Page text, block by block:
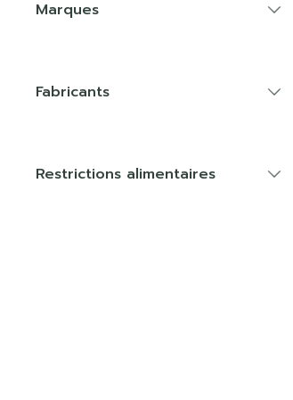
Marques
Fabricants
Restrictions alimentaires